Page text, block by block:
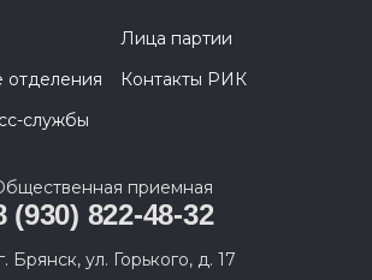
Лица партии
отделения
Контакты РИК
службы
приемная
(930) 822-48-32
г. Брянск, ул. Горького, д. 17